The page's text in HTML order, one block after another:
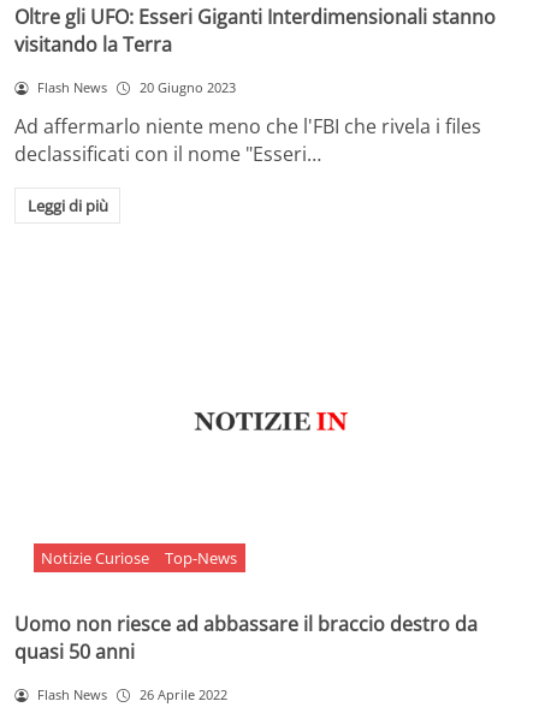
Oltre gli UFO: Esseri Giganti Interdimensionali stanno
visitando la Terra
Flash News 20 Giugno 2023
Ad affermarlo niente meno che l'FBI che rivela i files
declassificati con il nome "Esseri…
Leggi di più
Notizie Curiose Top-News
Uomo non riesce ad abbassare il braccio destro da
quasi 50 anni
Flash News 26 Aprile 2022